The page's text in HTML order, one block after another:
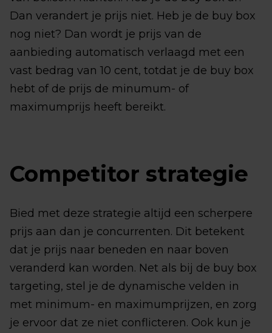
Dan verandert je prijs niet. Heb je de buy box
nog niet? Dan wordt je prijs van de
aanbieding automatisch verlaagd met een
vast bedrag van 10 cent, totdat je de buy box
hebt of de prijs de minumum- of
maximumprijs heeft bereikt.
Competitor strategie
Bied met deze strategie altijd een scherpere
prijs aan dan je concurrenten. Dit betekent
dat je prijs naar beneden en naar boven
veranderd kan worden. Net als bij de buy box
targeting, stel je de dynamische velden in
met minimum- en maximumprijzen, en zorg
je ervoor dat ze niet conflicteren. Ook kun je